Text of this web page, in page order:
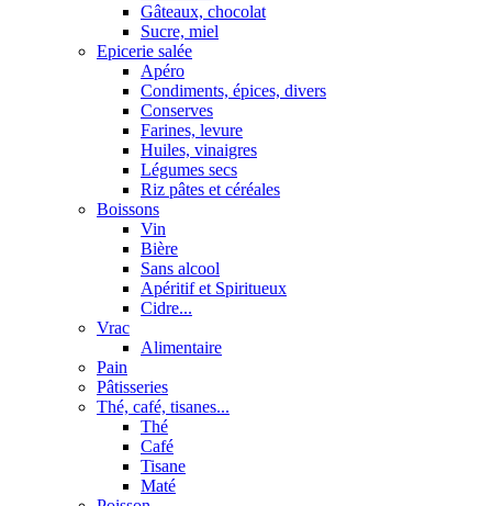
Gâteaux, chocolat
Sucre, miel
Epicerie salée
Apéro
Condiments, épices, divers
Conserves
Farines, levure
Huiles, vinaigres
Légumes secs
Riz pâtes et céréales
Boissons
Vin
Bière
Sans alcool
Apéritif et Spiritueux
Cidre...
Vrac
Alimentaire
Pain
Pâtisseries
Thé, café, tisanes...
Thé
Café
Tisane
Maté